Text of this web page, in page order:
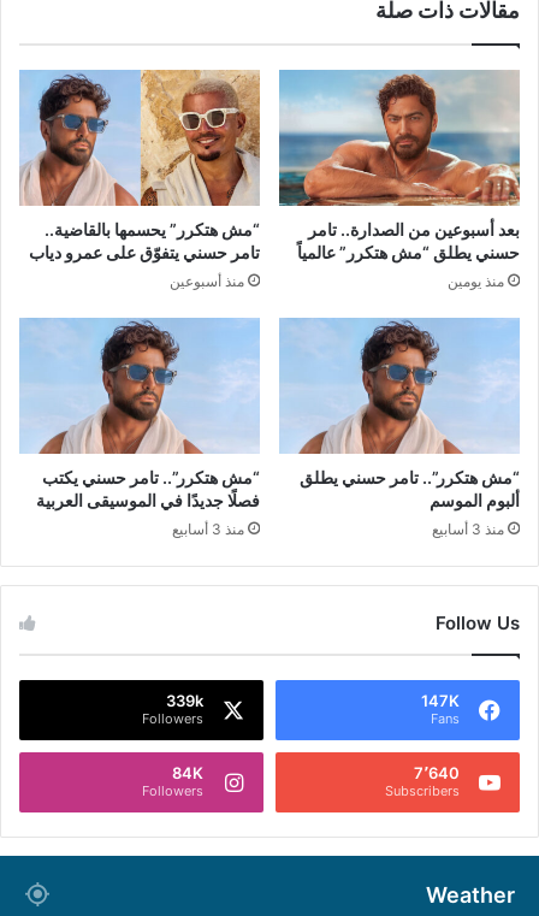
مقالات ذات صلة
بعد أسبوعين من الصدارة.. تامر
حسني يطلق “مش هتكرر” عالمياً
منذ يومين
“مش هتكرر” يحسمها بالقاضية..
تامر حسني يتفوّق على عمرو دياب
منذ أسبوعين
“مش هتكرر”.. تامر حسني يطلق
ألبوم الموسم
منذ 3 أسابيع
“مش هتكرر”.. تامر حسني يكتب
فصلًا جديدًا في الموسيقى العربية
منذ 3 أسابيع
Follow Us
147K
Fans
339k
Followers
7٬640
Subscribers
84K
Followers
Weather